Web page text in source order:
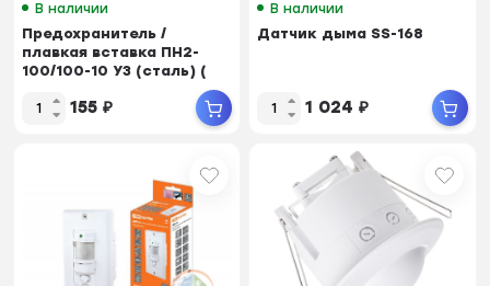
В наличии
Предохранитель /
плавкая вставка ПН2-
100/100-10 У3 (сталь) (
155 ₽
В наличии
Датчик дыма SS-168
1 024 ₽